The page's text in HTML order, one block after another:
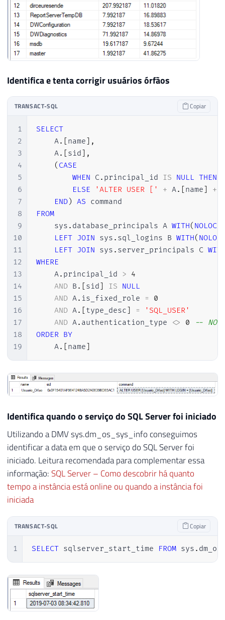
94
95
96
97
98
100
102
104
            blocking_session_id
GROUP
BY
            blocking_session_id
session_id = G.
APPLY sys dm_exec_sql_text
LEFT JOIN sys.
    A
AND
Identifica e tenta corrigir usuários órfãos
TRANSACT-SQL Copiar
1
2
3
4
5
6
7
8
9
10
11
12
13
14
15
16
17
18
19
SELECT
    A
. [name] ,
    A
. [sid] ,
( CASE
WHEN C. principal_id IS NULL THEN
ELSE
'ALTER USER [' + A. [name] +
END) AS
FROM
    sys
. database_principals A WITH( NOLOCK
LEFT JOIN sys . sql_logins B WITH(
LEFT JOIN sys . server_principals C
WHERE
    A
. principal_id > 4
AND B . [sid] IS NULL
AND A. is_fixed_role = 0
AND A. [type_desc] =
'SQL_USER'
AND A. authentication_type <> 0
--
ORDER BY
    A
. [name]
Identifica quando o serviço do SQL Server foi iniciado
Utilizando a DMV sys.dm_os_sys_info conseguimos
identificar a data em que o serviço do SQL Server foi
iniciado. Leitura recomendada para complementar essa
informação:SQL Server – Como descobrir há quanto
tempo a instância está online ou quando a instância foi
iniciada
TRANSACT-SQL Copiar
1 SELECT sqlserver_start_time FROM sys .